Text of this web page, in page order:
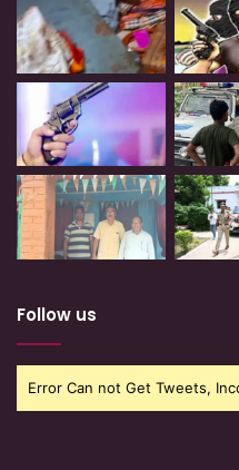
Follow us
Error Can not Get Tweets,